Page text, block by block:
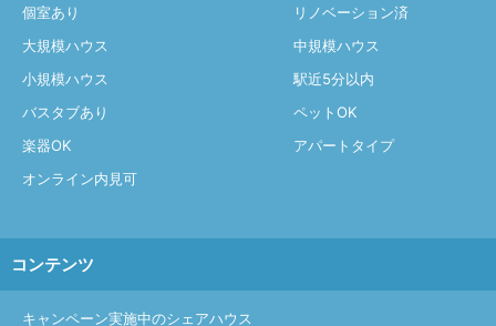
個室あり
リノベーション済
大規模ハウス
中規模ハウス
小規模ハウス
駅近5分以内
バスタブあり
ペットOK
楽器OK
アパートタイプ
オンライン内見可
コンテンツ
キャンペーン実施中のシェアハウス